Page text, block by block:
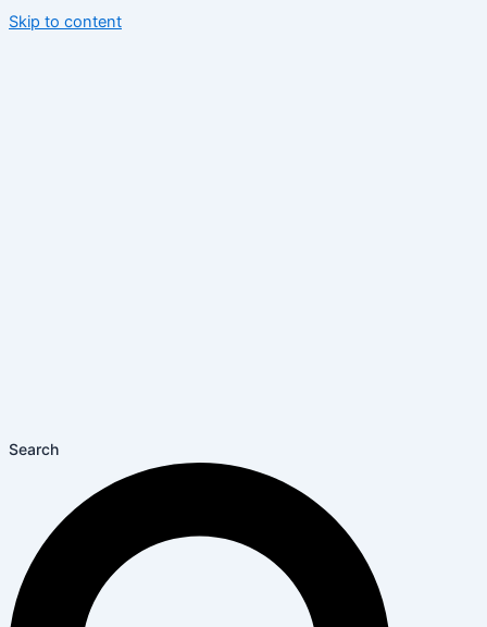
Skip to content
Search